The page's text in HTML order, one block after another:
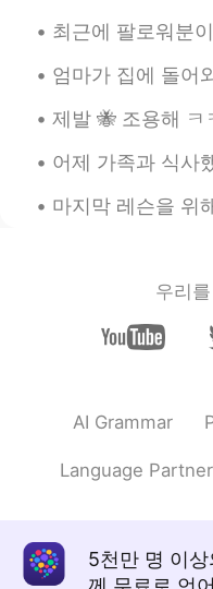
KR JP
글을 보면 그
Joohyunlee
KR EN
@Sunmin선민
KR
이기때문에 그
KR ES
최근에 팔로워분이 제 프픽이 너무 세보인다고 하셨는데
엄마가 집에 돌어와서 '아빠한테 얘기하지 마~'라고 하시면서 저와 언니에게
제발 🐝 조용해 ㅋㅋㅋㅋㅋ (원래 맞는 스펠링은 "Please be
어제 가족과 식사했는데 아빠가 식사를 일찍 마치고 방 나가는데 불
마지막 레슨을 위해 나도 작은 선물을 준비했는데 가보니까 그 아이도 나
우리
AI Grammar
Language
5천만 명 이